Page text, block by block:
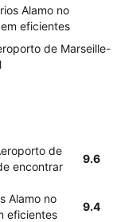
Alamo no
eficientes
de Marseille-
de
encontrar
9.6
Alamo no
eficientes
9.4